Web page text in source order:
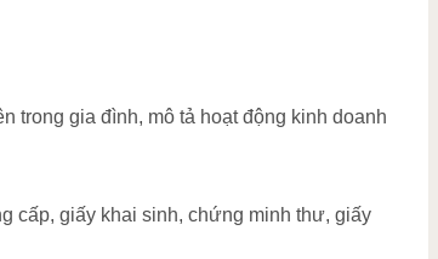
trong gia đình, mô tả hoạt động kinh doanh
cấp, giấy khai sinh, chứng minh thư, giấy